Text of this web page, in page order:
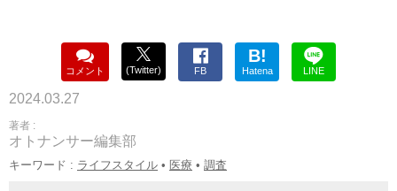
コメント (Twitter) FB
B!
Hatena LINE
2024.03.27
著者 :
オトナンサー編集部
キーワード : ライフスタイル • 医療 • 調査